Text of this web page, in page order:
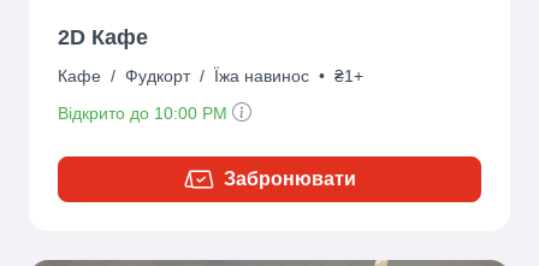
2D Кафе
Кафе / Фудкорт / Їжа навинос • ₴1+
Відкрито до 10:00 PM
Забронювати